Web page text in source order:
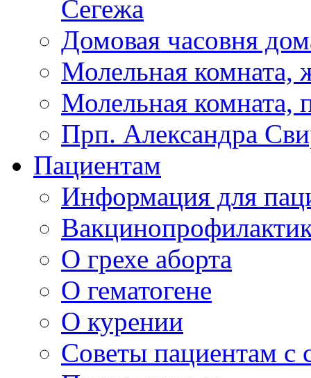
Сегежа
Домовая часовня
Молельная комната,
Молельная комната,
Прп. Александра
Пациентам
Информация для
О грехе аборта
О гематогене
О курении
Советы пациентам